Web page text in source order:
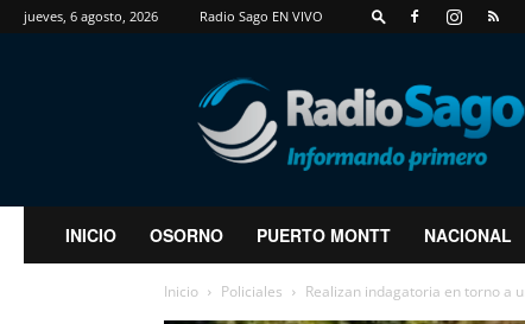
jueves, 6 agosto, 2026 Radio Sago EN VIVO
RadioSago
INICIO OSORNO PUERTO MONTT NACIONAL
Inicio Policiales Realizan indagatoria en torno a